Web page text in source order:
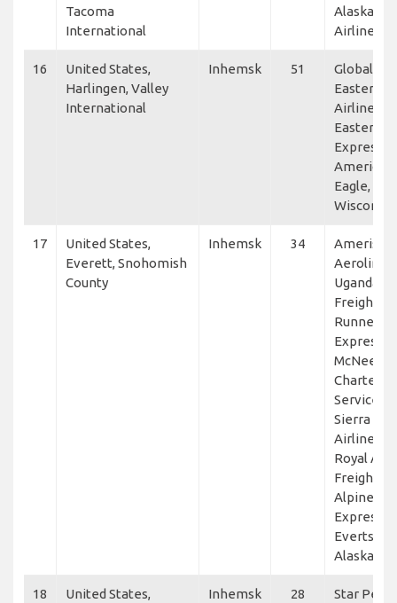
Tacoma
International
Alaska
Airlines
16
United States,
Harlingen, Valley
International
Inhemsk 51
GlobalX,
Eastern
Airlines,
Eastern
Express,
American
Eagle, Air
Wisconsin
17
United States,
Everett, Snohomish
County
Inhemsk 34
Ameristar,
Aerolink
Uganda,
Freight
Runners
Express,
McNeely
Charter
Services,
Sierra
Airlines,
Royal Air
Freight,
Alpine Air
Express,
Everts Air
Alaska
18 United States, Inhemsk 28 Star Peru